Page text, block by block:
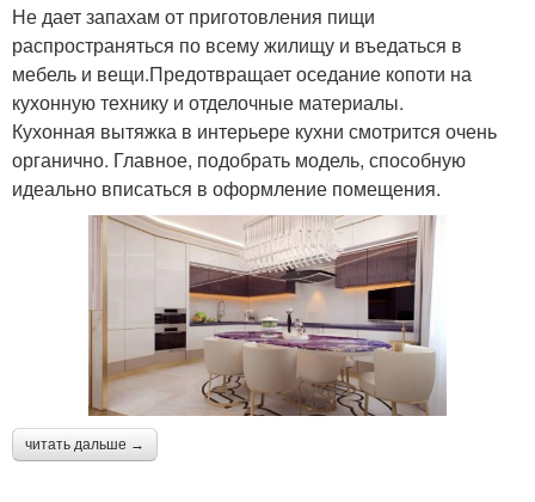
Не дает запахам от приготовления пищи
распространяться по всему жилищу и въедаться в
мебель и вещи.Предотвращает оседание копоти на
кухонную технику и отделочные материалы.
Кухонная вытяжка в интерьере кухни смотрится очень
органично. Главное, подобрать модель, способную
идеально вписаться в оформление помещения.
читать дальше →